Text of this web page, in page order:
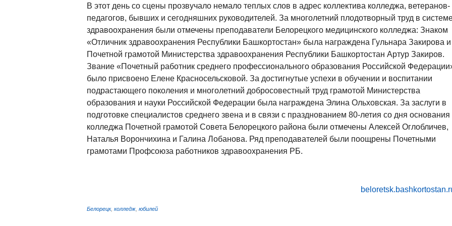
В этот день со сцены прозвучало немало теплых слов в адрес коллектива колледжа, ветеранов-
педагогов, бывших и сегодняшних руководителей. За многолетний плодотворный труд в
здравоохранения были отмечены преподаватели Белорецкого медицинского колледжа: Знаком
«Отличник здравоохранения Республики Башкортостан» была награждена Гульнара Закирова и
Почетной грамотой Министерства здравоохранения Республики Башкортостан Артур Закиров.
Звание «Почетный работник среднего профессионального образования Российской
было присвоено Елене Красносельсковой. За достигнутые успехи в обучении и воспитании
подрастающего поколения и многолетний добросовестный труд грамотой Министерства
образования и науки Российской Федерации была награждена Элина Ольховская. За заслуги в
подготовке специалистов среднего звена и в связи с празднованием 80-летия со дня основания
колледжа Почетной грамотой Совета Белорецкого района были отмечены Алексей Оглобличев,
Наталья Ворончихина и Галина Лобанова. Ряд преподавателей были поощрены Почетными
грамотами Профсоюза работников здравоохранения РБ.
Белорецк, колледж юбилей